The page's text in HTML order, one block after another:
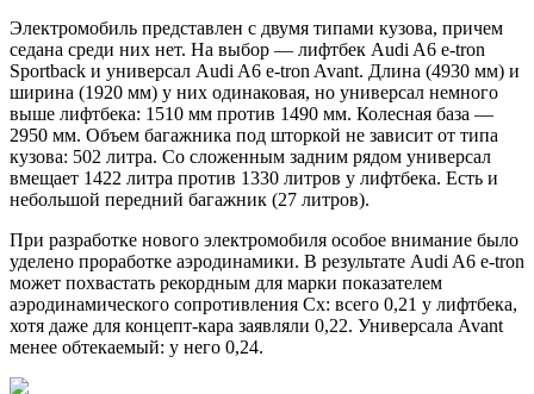
Электромобиль представлен с двумя типами кузова, причем
седана среди них нет. На выбор — лифтбек Audi A6 e-tron
Sportback и универсал Audi A6 e-tron Avant. Длина (4930 мм) и
ширина (1920 мм) у них одинаковая, но универсал немного
выше лифтбека: 1510 мм против 1490 мм. Колесная база —
2950 мм. Объем багажника под шторкой не зависит от типа
кузова: 502 литра. Со сложенным задним рядом универсал
вмещает 1422 литра против 1330 литров у лифтбека. Есть и
небольшой передний багажник (27 литров).
При разработке нового электромобиля особое внимание было
уделено проработке аэродинамики. В результате Audi A6 e-tron
может похвастать рекордным для марки показателем
аэродинамического сопротивления Cx: всего 0,21 у лифтбека,
хотя даже для концепт-кара заявляли 0,22. Универсала Avant
менее обтекаемый: у него 0,24.